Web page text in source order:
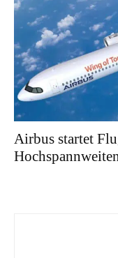
Airbus startet